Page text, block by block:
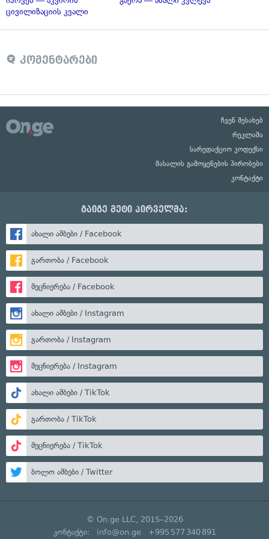
ცივილიზაციის კვალი
კომენტარები
ჩვენ შესახებ
რეკლამა
სარედაქციო კოდექსი
მასალის გამოყენების პირობები
კონტაქტი
გაიგე მეტი პირველმა:
ახალი ამბები / Facebook
გართობა / Facebook
მეცნიერება / Facebook
ახალი ამბები / Instagram
გართობა / Instagram
მეცნიერება / Instagram
ახალი ამბები / TikTok
გართობა / TikTok
მეცნიერება / TikTok
ბოლო ამბები / Twitter
© On.ge LLC, 2015–2026
კონტაქტი: info@on.ge +995 577 340 891